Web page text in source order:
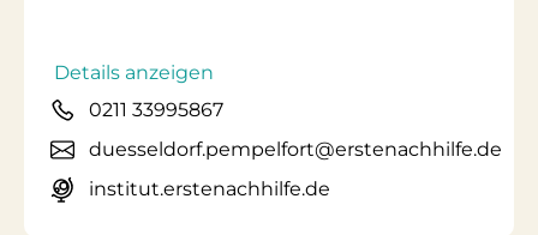
Details anzeigen
0211 33995867
duesseldorf.pempelfort@erstenachhilfe.de
institut.erstenachhilfe.de